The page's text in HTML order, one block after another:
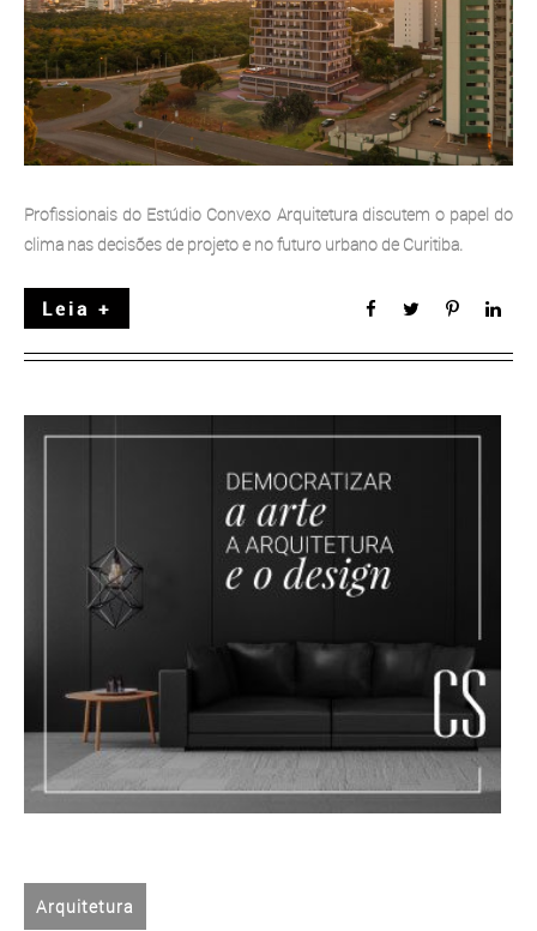
Profissionais do Estúdio Convexo Arquitetura discutem o papel do
clima nas decisões de projeto e no futuro urbano de Curitiba.
Leia +
Arquitetura